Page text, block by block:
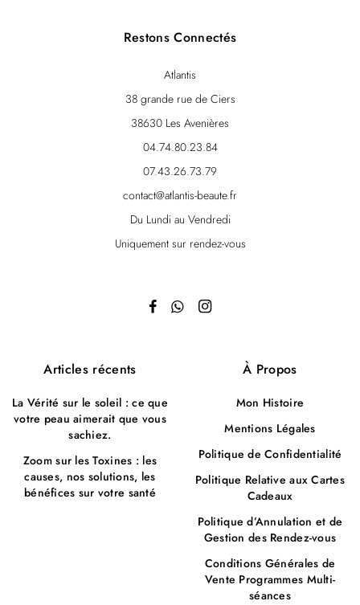
Articles récents
La Vérité sur le soleil : ce que
votre peau aimerait que vous
sachiez.
Zoom sur les Toxines : les
causes, nos solutions, les
bénéfices sur votre santé
À Propos
Mon Histoire
Mentions Légales
Politique de Confidentialité
Politique Relative aux Cartes
Cadeaux
Politique d’Annulation et de
Gestion des Rendez-vous
Conditions Générales de
Vente Programmes Multi-
séances
Restons Connectés
Atlantis
38 grande rue de Ciers
38630 Les Avenières
04.74.80.23.84
07.43.26.73.79
contact@atlantis-beaute.fr
Du Lundi au Vendredi
Uniquement sur rendez-vous